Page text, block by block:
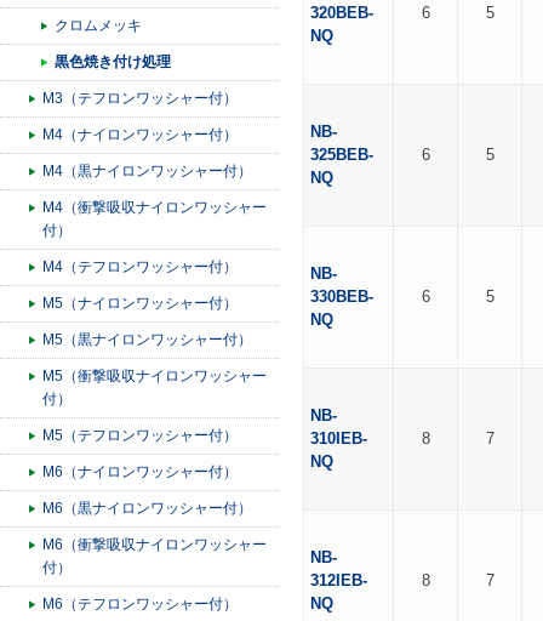
クロムメッキ
黒色焼き付け処理
M3（テフロンワッシャー付）
M4（ナイロンワッシャー付）
M4（黒ナイロンワッシャー付）
M4（衝撃吸収ナイロンワッシャー
付）
M4（テフロンワッシャー付）
M5（ナイロンワッシャー付）
M5（黒ナイロンワッシャー付）
M5（衝撃吸収ナイロンワッシャー
付）
M5（テフロンワッシャー付）
M6（ナイロンワッシャー付）
M6（黒ナイロンワッシャー付）
M6（衝撃吸収ナイロンワッシャー
付）
M6（テフロンワッシャー付）
320BEB-
NQ
6 5
NB-
325BEB-
NQ
6 5
NB-
330BEB-
NQ
6 5
NB-
310IEB-
NQ
8 7
NB-
312IEB-
NQ
8 7